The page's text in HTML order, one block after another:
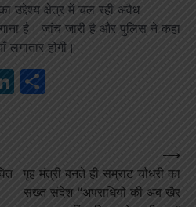
का उद्देश्य क्षेत्र में चल रही अवैध
है। जांच जारी है और पुलिस ने कहा
लगातार होंगी।
LinkedIn
गृह मंत्री बनते ही सम्राट चौधरी का
सख्त संदेश “अपराधियों की अब खैर
⟶